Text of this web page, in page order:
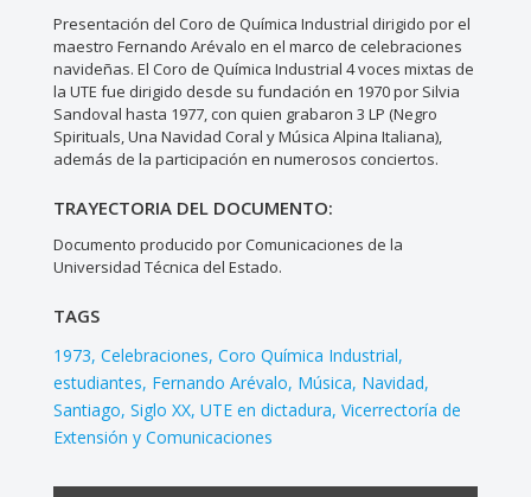
Presentación del Coro de Química Industrial dirigido por el
maestro Fernando Arévalo en el marco de celebraciones
navideñas. El Coro de Química Industrial 4 voces mixtas de
la UTE fue dirigido desde su fundación en 1970 por Silvia
Sandoval hasta 1977, con quien grabaron 3 LP (Negro
Spirituals, Una Navidad Coral y Música Alpina Italiana),
además de la participación en numerosos conciertos.
TRAYECTORIA DEL DOCUMENTO:
Documento producido por Comunicaciones de la
Universidad Técnica del Estado.
TAGS
1973 Celebraciones Coro Química Industrial
estudiantes Fernando Arévalo Música Navidad
Santiago Siglo XX UTE en dictadura Vicerrectoría de
Extensión y Comunicaciones